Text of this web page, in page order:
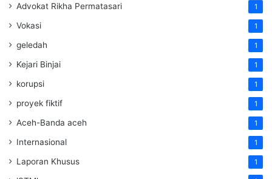
Advokat Rikha Permatasari 1
Vokasi 1
geledah 1
Kejari Binjai 1
korupsi 1
proyek fiktif 1
Aceh-Banda aceh 1
Internasional 1
Laporan Khusus 1